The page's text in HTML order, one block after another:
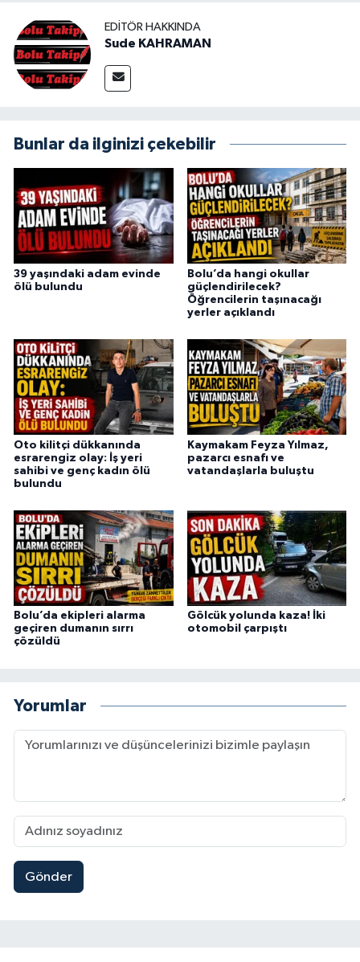
EDITÖR HAKKINDA
Sude KAHRAMAN
Bunlar da ilginizi çekebilir
39 yaşındaki adam evinde
ölü bulundu
Bolu’da hangi okullar
güçlendirilecek?
Öğrencilerin taşınacağı
yerler açıklandı
Oto kilitçi dükkanında
esrarengiz olay: İş yeri
sahibi ve genç kadın ölü
bulundu
Kaymakam Feyza Yılmaz,
pazarcı esnafı ve
vatandaşlarla buluştu
Bolu’da ekipleri alarma
geçiren dumanın sırrı
çözüldü
Gölcük yolunda kaza! İki
otomobil çarpıştı
Yorumlar
Gönder